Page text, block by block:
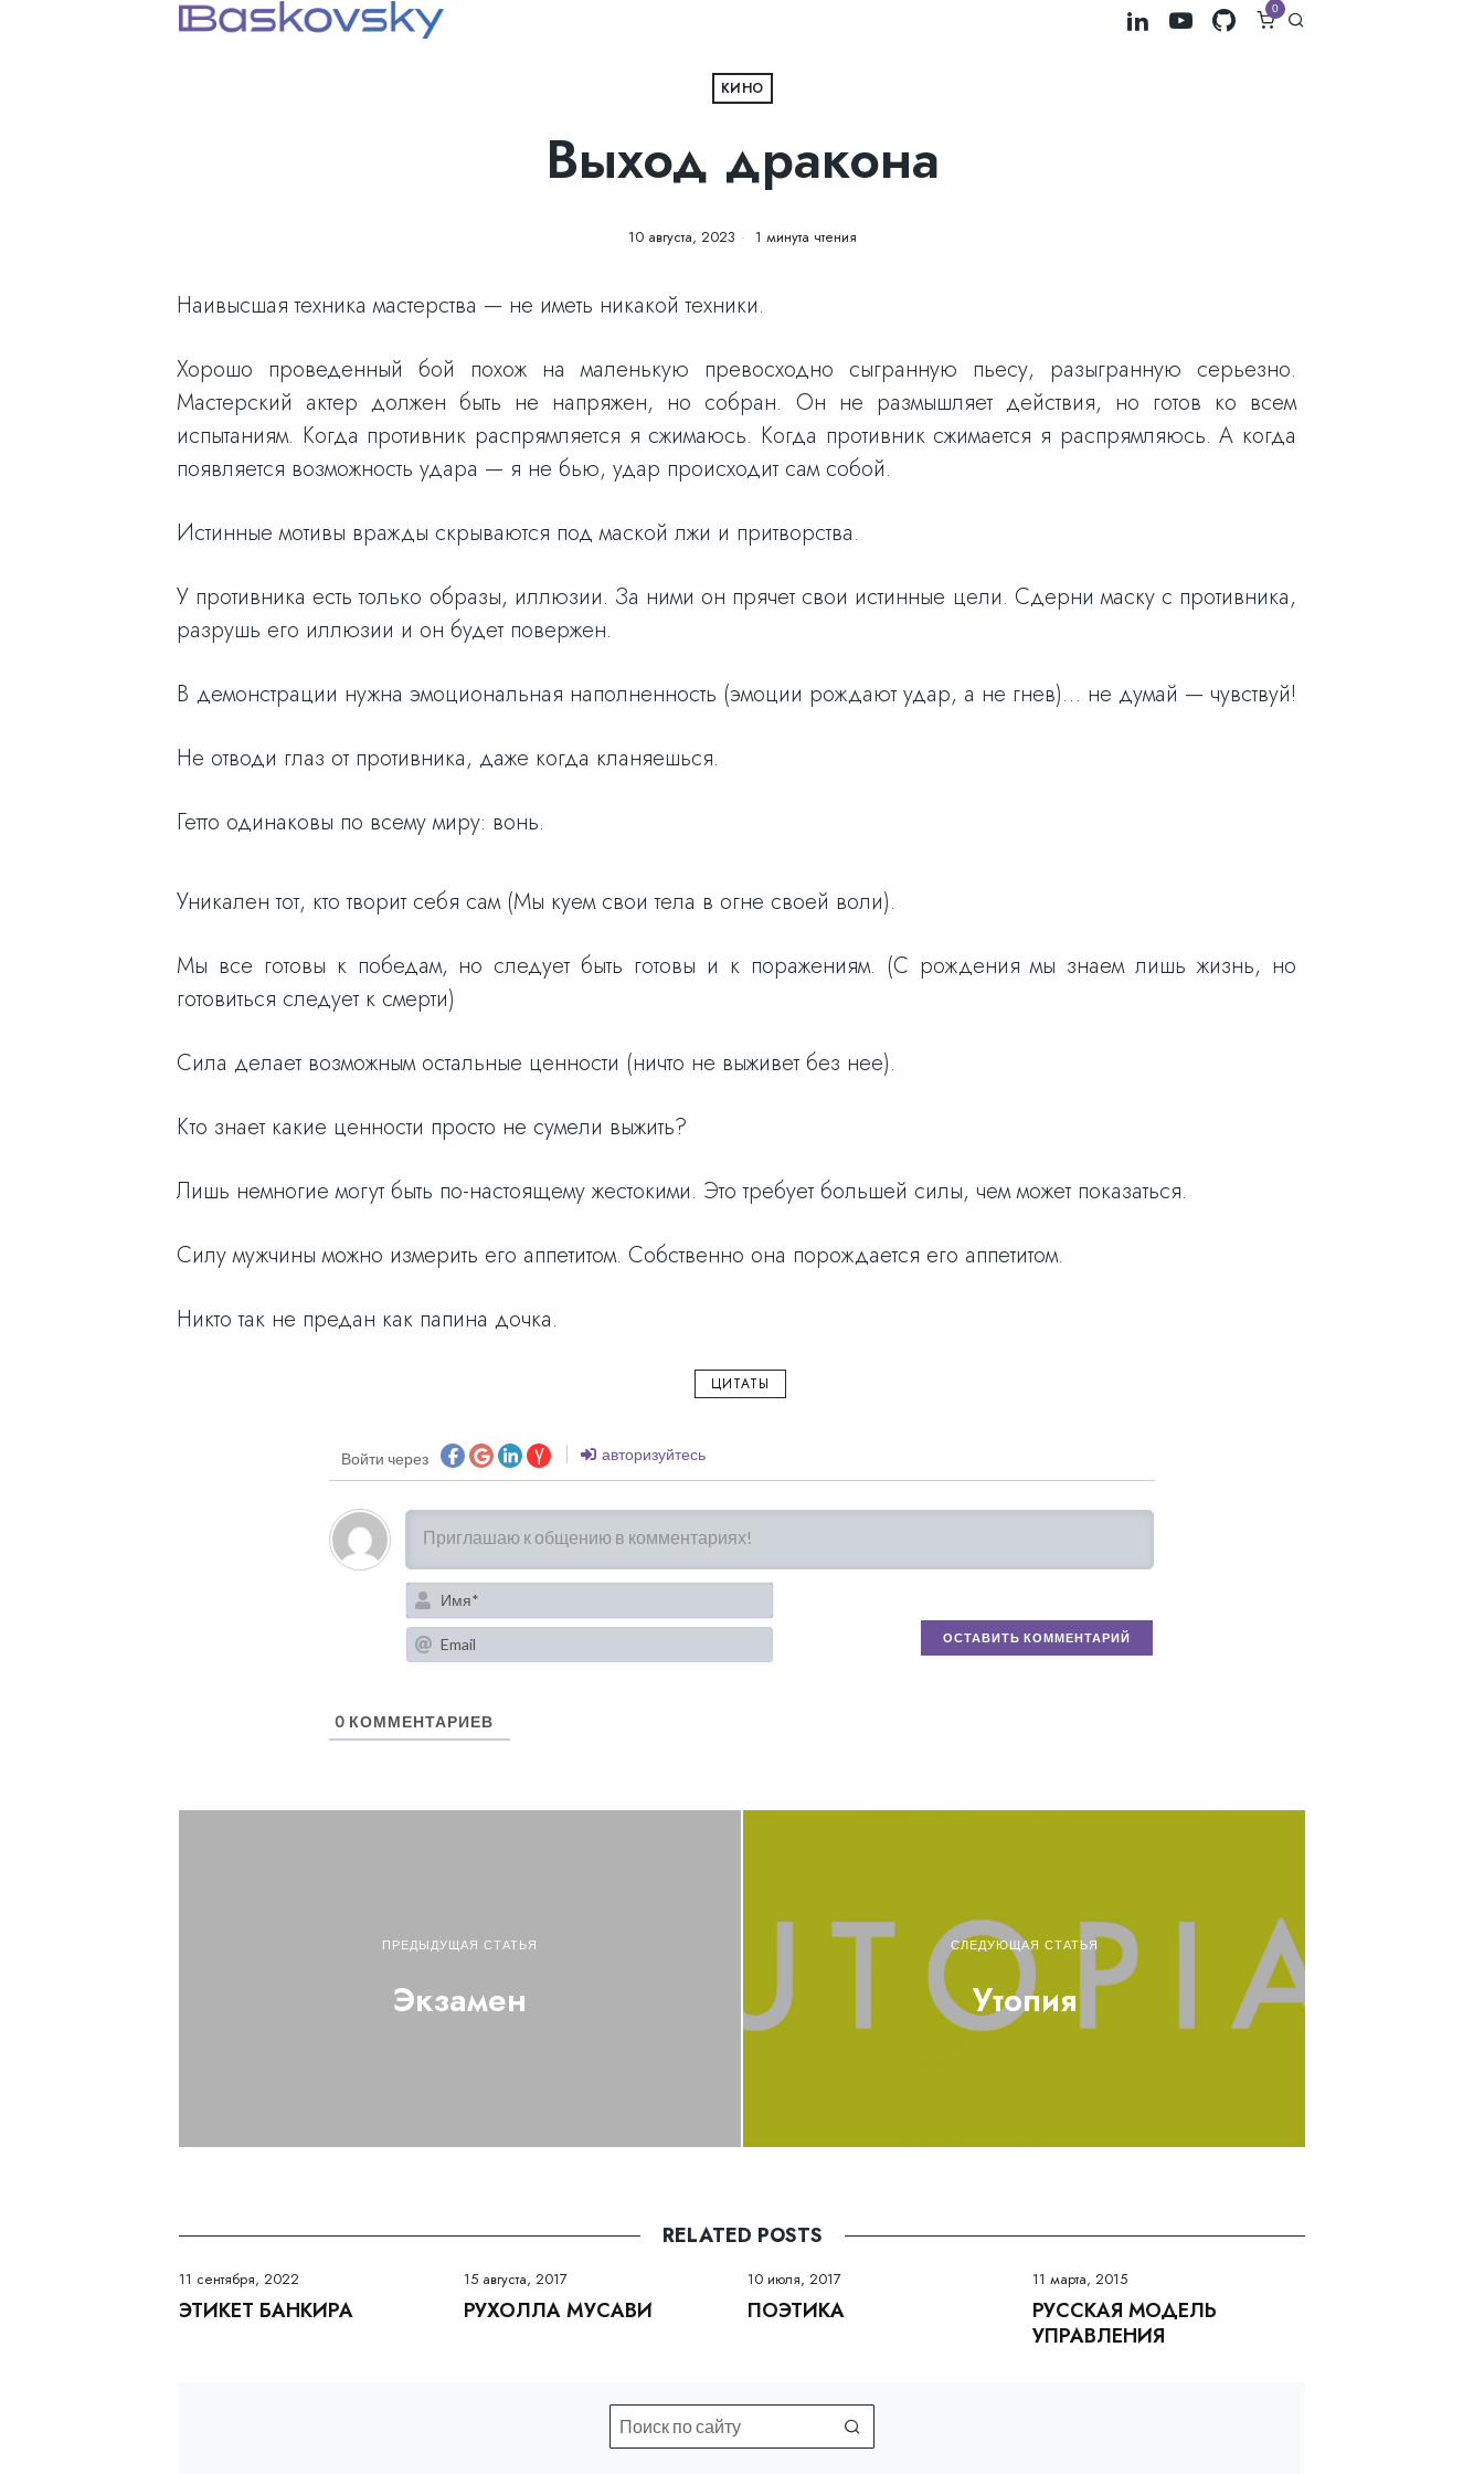
0
КИНО
Выход дракона
10 августа, 2023 1 минута чтения
Наивысшая техника мастерства — не иметь никакой техники.
Хорошо проведенный бой похож на маленькую превосходно сыгранную пьесу, разыгранную серьезно.
Мастерский актер должен быть не напряжен, но собран. Он не размышляет действия, но готов ко всем
испытаниям. Когда противник распрямляется я сжимаюсь. Когда противник сжимается я распрямляюсь. А когда
появляется возможность удара — я не бью, удар происходит сам собой.
Истинные мотивы вражды скрываются под маской лжи и притворства.
У противника есть только образы, иллюзии. За ними он прячет свои истинные цели. Сдерни маску с противника,
разрушь его иллюзии и он будет повержен.
В демонстрации нужна эмоциональная наполненность (эмоции рождают удар, а не гнев)… не думай — чувствуй!
Не отводи глаз от противника, даже когда кланяешься.
Гетто одинаковы по всему миру: вонь.
Уникален тот, кто творит себя сам (Мы куем свои тела в огне своей воли).
Мы все готовы к победам, но следует быть готовы и к поражениям. (С рождения мы знаем лишь жизнь, но
готовиться следует к смерти)
Сила делает возможным остальные ценности (ничто не выживет без нее).
Кто знает какие ценности просто не сумели выжить?
Лишь немногие могут быть по-настоящему жестокими. Это требует большей силы, чем может показаться.
Силу мужчины можно измерить его аппетитом. Собственно она порождается его аппетитом.
Никто так не предан как папина дочка.
ЦИТАТЫ
Войти через авторизуйтесь
Имя*
Email
0 КОММЕНТАРИЕВ
ПРЕДЫДУЩАЯ СТАТЬЯ
Экзамен
СЛЕДУЮЩАЯ СТАТЬЯ
Утопия
RELATED POSTS
11 сентября, 2022
ЭТИКЕТ БАНКИРА
15 августа, 2017
РУХОЛЛА МУСАВИ
10 июля, 2017
ПОЭТИКА
11 марта, 2015
РУССКАЯ МОДЕЛЬ
УПРАВЛЕНИЯ